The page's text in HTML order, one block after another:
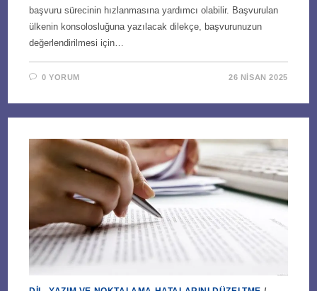
başvuru sürecinin hızlanmasına yardımcı olabilir. Başvurulan
ülkenin konsolosluğuna yazılacak dilekçe, başvurunuzun
değerlendirilmesi için…
0 YORUM 26 NISAN 2025